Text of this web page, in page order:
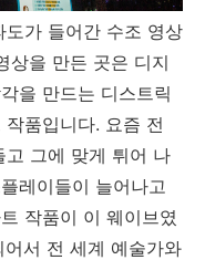
가 들어간 수조 영상
상을 만든 곳은 디지
을 만드는 디스트릭
품입니다. 요즘 전
그에 맞게 튀어 나
레이들이 늘어나고
작품이 이 웨이브였
서 전 세계 예술가와